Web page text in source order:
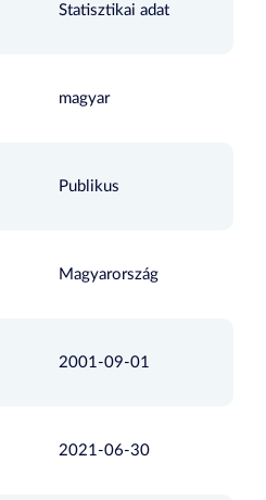
Statisztikai adat
magyar
Publikus
Magyarország
2001-09-01
2021-06-30